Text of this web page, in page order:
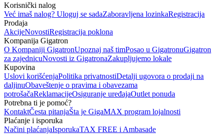
Korisnički nalog
Već imaš nalog? Uloguj se sadaZaboravljena lozinkaRegistracija
Prodaja
AkcijeNovostiRegistracija poklona
Kompanija Gigatron
O Kompaniji GigatronUpoznaj naš timPosao u GigatronuGigatron
za zajednicuNovosti iz GigatronaZakupljujemo lokale
Kupovina
Uslovi korišćenjaPolitika privatnostiDetalji ugovora o prodaji na
daljinuObaveštenje o pravima i obavezama
potrošačaReklamacijeOsiguranje uređajaOutlet ponuda
Potrebna ti je pomoć?
KontaktČesta pitanjaŠta je GigaMAX program lojalnosti
Plaćanje i isporuka
Načini plaćanjaIsporukaTAX FREE i Ambasade